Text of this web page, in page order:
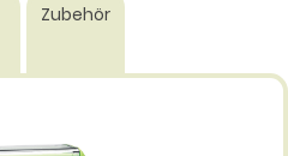
Zubehör